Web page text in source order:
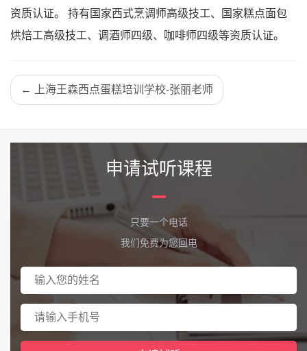
资质认证。 持有国家西式烹调师高级技工、国家糕点面包
烘焙工高级技工、调酒师四级、咖啡师四级等资质认证。
← 上海王森西点蛋糕培训学校-张丽老师
申请试听课程
只要一个电话
我们免费为您回电